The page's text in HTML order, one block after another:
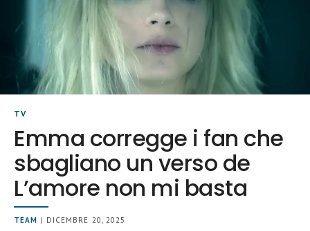
TV
Emma corregge i fan che
sbagliano un verso de
L’amore non mi basta
TEAM | DICEMBRE 20, 2025